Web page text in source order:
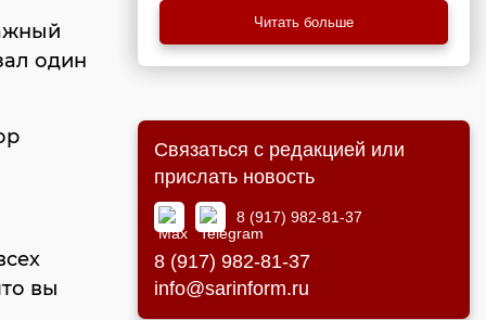
один
вы
Читать больше
Связаться с редакцией или
прислать новость
8 (917) 982-81-37
8 (917) 982-81-37
info@sarinform.ru